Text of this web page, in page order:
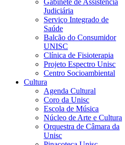
Gabinete de Assistência
Judiciária
Serviço Integrado de
Saúde
Balcão do Consumidor
UNISC
Clínica de Fisioterapia
Projeto Espectro Unisc
Centro Socioambiental
Cultura
Agenda Cultural
Coro da Unisc
Escola de Música
Núcleo de Arte e Cultura
Orquestra de Câmara da
Unisc